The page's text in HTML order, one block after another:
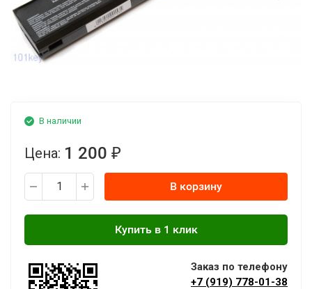
В наличии
Цена: 1 200 ₽
В корзину
Заказ по телефону
+7 (919) 778-01-38